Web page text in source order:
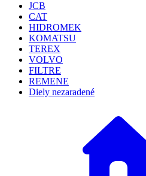
JCB
CAT
HIDROMEK
KOMATSU
TEREX
VOLVO
FILTRE
REMENE
Diely nezaradené